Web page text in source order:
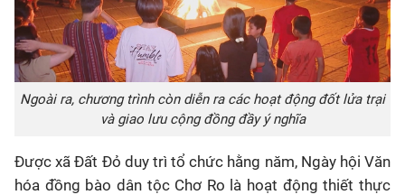
Ngoài ra, chương trình còn diễn ra các hoạt động đốt lửa trại
và giao lưu cộng đồng đầy ý nghĩa
Được xã Đất Đỏ duy trì tổ chức hằng năm, Ngày hội Văn
hóa đồng bào dân tộc Chơ Ro là hoạt động thiết thực